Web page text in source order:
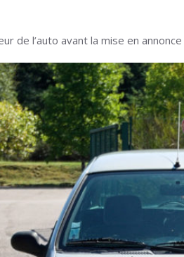
de l’auto avant la mise en